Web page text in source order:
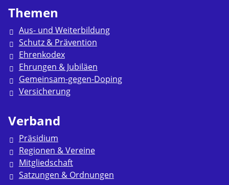
Themen
Aus- und Weiterbildung
Schutz & Prävention
Ehrenkodex
Ehrungen & Jubiläen
Gemeinsam-gegen-Doping
Versicherung
Verband
Präsidium
Regionen & Vereine
Mitgliedschaft
Satzungen & Ordnungen